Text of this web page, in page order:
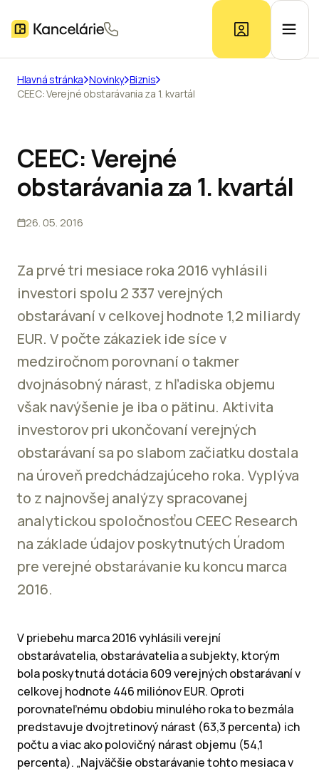
Ponuka kancelárií
Kontakt
Hlavná stránka Novinky Biznis
CEEC: Verejné obstarávania za 1. kvartál
CEEC: Verejné
obstarávania za 1. kvartál
26. 05. 2016
Za prvé tri mesiace roka 2016 vyhlásili
investori spolu 2 337 verejných
obstarávaní v celkovej hodnote 1,2 miliardy
EUR. V počte zákaziek ide síce v
medziročnom porovnaní o takmer
dvojnásobný nárast, z hľadiska objemu
však navýšenie je iba o pätinu. Aktivita
investorov pri ukončovaní verejných
obstarávaní sa po slabom začiatku dostala
na úroveň predchádzajúceho roka. Vyplýva
to z najnovšej analýzy spracovanej
analytickou spoločnosťou CEEC Research
na základe údajov poskytnutých Úradom
pre verejné obstarávanie ku koncu marca
2016.
V priebehu marca 2016 vyhlásili verejní
obstarávatelia, obstarávatelia a subjekty, ktorým
bola poskytnutá dotácia 609 verejných obstarávaní v
celkovej hodnote 446 miliónov EUR. Oproti
porovnateľnému obdobiu minulého roka to bezmála
predstavuje dvojtretinový nárast (63,3 percenta) ich
počtu a viac ako polovičný nárast objemu (54,1
percenta). „Najväčšie obstarávanie tohto mesiaca v